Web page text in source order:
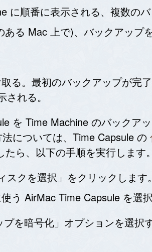
に順番に表示される、複数のバ
る Mac 上で)、バックアップを
る。最初のバックアップが完
れる。
を Time Machine のバックア
については、Time Capsule の
ら、以下の手順を実行します。
クを選択」をクリックします
う AirMac Time Capsule を選択
を暗号化」オプションを選択